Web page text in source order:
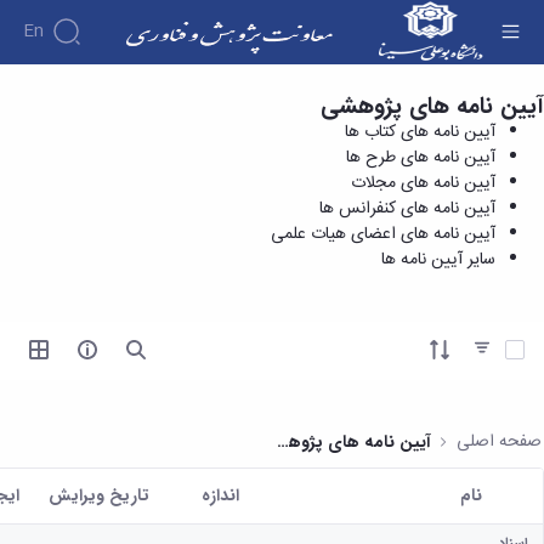
En
درباره
معاونت
درباره
معرفی
معاون
اهداف
و
قبلی
امور
پژوهشی
رئیس
کتابخانه
پژوهش
پژوهش
هفته
پژوهش
و
ها
های
تحقیقاتی
فناوری و
کارآفرینی
مدیریت
کارگروه‌ها
مدیریت‌ها
امور
پژوهشی
و
مرکز
اسناد
دفتر
کاربرگ
فرم
ها
آیین
های
آیین نامه های اعضای هیات علمی - معاونت
پژوهش و فناوری
آیین نامه های پژوهشی
آیین نامه های کتاب ها
آیین نامه های طرح ها
آیین نامه های مجلات
آیین نامه های کنفرانس ها
آیین نامه های اعضای هیات علمی
سایر آیین نامه ها
آیتم ها را انتخاب کنید
صفحه اصلی آیین نامه های پژوهشی
کاربر انتخاب شده
نام اندازه تاریخ ویرایش